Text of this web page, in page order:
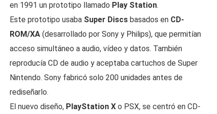
en 1991 un prototipo llamado Play Station.
Este prototipo usaba Super Discs basados en CD-
ROM/XA (desarrollado por Sony y Philips), que permitían
acceso simultáneo a audio, vídeo y datos. También
reproducía CD de audio y aceptaba cartuchos de Super
Nintendo. Sony fabricó solo 200 unidades antes de
rediseñarlo.
El nuevo diseño, PlayStation X o PSX, se centró en CD-